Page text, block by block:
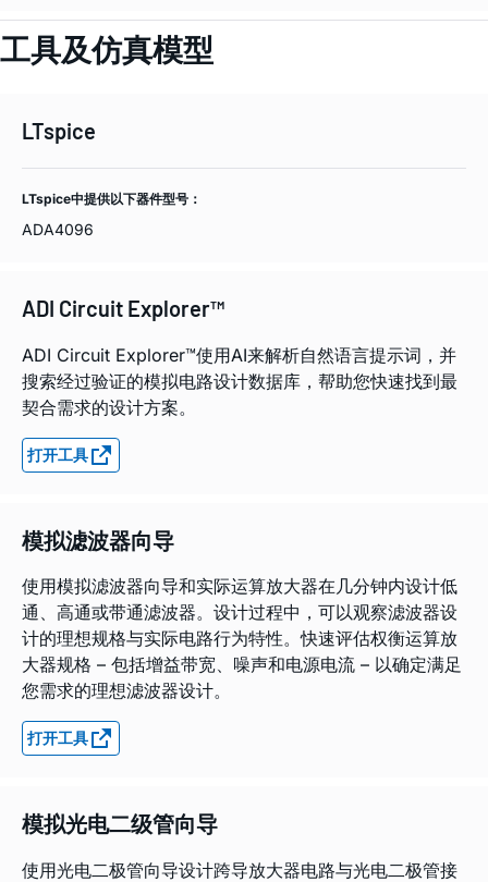
工具及仿真模型
LTspice
LTspice中提供以下器件型号：
ADA4096
ADI Circuit Explorer™
ADI Circuit Explorer™使用AI来解析自然语言提示词，并
搜索经过验证的模拟电路设计数据库，帮助您快速找到最
契合需求的设计方案。
打开工具
模拟滤波器向导
使用模拟滤波器向导和实际运算放大器在几分钟内设计低
通、高通或带通滤波器。设计过程中，可以观察滤波器设
计的理想规格与实际电路行为特性。快速评估权衡运算放
大器规格 – 包括增益带宽、噪声和电源电流 – 以确定满足
您需求的理想滤波器设计。
打开工具
模拟光电二级管向导
使用光电二极管向导设计跨导放大器电路与光电二极管接